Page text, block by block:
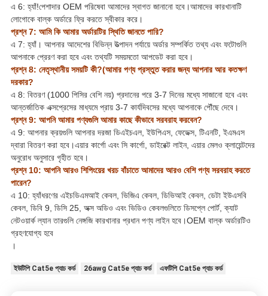
এ 6: হ্যাঁ!পেশাদার OEM পরিষেবা আমাদের স্বাগত জানানো হবে।আমাদের কারখানাটি
লোগোকে বাল্ক অর্ডারে ফ্রি করতে স্বীকার করে।
প্রশ্ন 7: আমি কি আমার অর্ডারটির স্থিতি জানতে পারি?
এ 7: হ্যাঁ। আপনার আদেশের বিভিন্ন উত্পাদন পর্যায়ে অর্ডার সম্পর্কিত তথ্য এবং ফটোগুলি
আপনাকে প্রেরণ করা হবে এবং তথ্যটি সময়মতো আপডেট করা হবে।
প্রশ্ন 8: নেতৃস্থানীয় সময়টি কী?(আমার পণ্য প্রস্তুত করার জন্য আপনার আর কতক্ষণ
দরকার?
এ 8: বিতরণ (1000 পিসির বেশি নয়) প্রদানের পরে 3-7 দিনের মধ্যে সাজানো হবে এবং
আন্তর্জাতিক এক্সপ্রেসের মাধ্যমে প্রায় 3-7 কার্যদিবসের মধ্যে আপনাকে পৌঁছে দেবে।
প্রশ্ন 9: আপনি আমার পণ্যগুলি আমার কাছে কীভাবে সরবরাহ করবেন?
এ 9: আপনার ক্রয়গুলি আপনার দরজা ডিএইচএল, ইউপিএস, ফেডেক্স, টিএনটি, ইএমএস
দ্বারা বিতরণ করা হবে।এয়ার কার্গো এবং সি কার্গো, ডাইরেক্ট লাইন, এয়ার মেলও ক্লায়েন্টদের
অনুরোধ অনুসারে গৃহীত হবে।
প্রশ্ন 10: আপনি আরও শিপিংয়ের খরচ বাঁচাতে আমাদের আরও বেশি পণ্য সরবরাহ করতে
পারেন?
এ 10: হ্যাঁধরণের এইচডিএমআই কেবল, ভিজিএ কেবল, ডিভিআই কেবল, ডেটা ইউএসবি
কেবল, ডিবি 9, ডিসি 25, অক্স অডিও এবং ভিডিও কেবলগুলিতে ডিসপ্লে পোর্ট, ক্যাট
নেটওয়ার্ক ল্যান তারগুলি নেঙ্গজি কারখানার প্রধান পণ্য লাইন হবে।OEM বাল্ক অর্ডারটিও
গ্রহণযোগ্য হবে
।
ইউটিপি Cat5e প্যাচ কর্ড 26awg Cat5e প্যাচ কর্ড এফটিপি Cat5e প্যাচ কর্ড